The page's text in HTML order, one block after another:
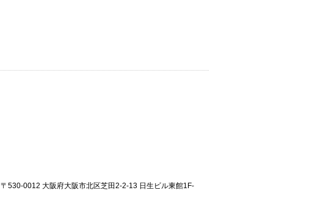
〒530-0012 大阪府大阪市北区芝田2-2-13 日生ビル東館1F-